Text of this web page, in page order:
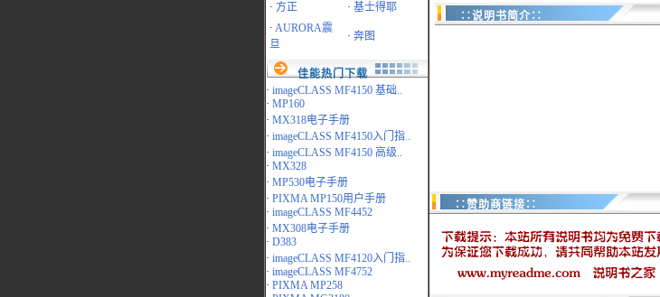
· 方正 · 基士得耶
· AURORA震
旦
· 奔图
佳能热门下载
· imageCLASS MF4150 基础..
· MP160
· MX318电子手册
· imageCLASS MF4150入门指..
· imageCLASS MF4150 高级..
· MX328
· MP530电子手册
· PIXMA MP150用户手册
· imageCLASS MF4452
· MX308电子手册
· D383
· imageCLASS MF4120入门指..
· imageCLASS MF4752
· PIXMA MP258
∷说明书简介∷
∷赞助商链接∷